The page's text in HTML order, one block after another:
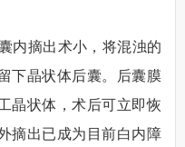
内摘出术小，将混浊的
下晶状体后囊。后囊膜
晶状体，术后可立即恢
摘出已成为目前白内障